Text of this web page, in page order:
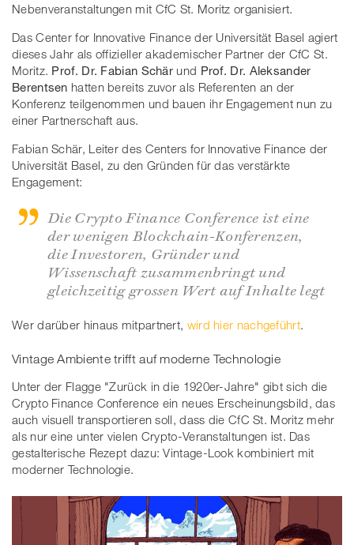
Nebenveranstaltungen mit CfC St. Moritz organisiert.
Das Center for Innovative Finance der Universität Basel agiert
dieses Jahr als offizieller akademischer Partner der CfC St.
Moritz. Prof. Dr. Fabian Schär und Prof. Dr. Aleksander
Berentsen hatten bereits zuvor als Referenten an der
Konferenz teilgenommen und bauen ihr Engagement nun zu
einer Partnerschaft aus.
Fabian Schär,​ Leiter des Centers for Innovative Finance der
Universität Basel, zu den Gründen für das verstärkte
Engagement:
Die Crypto Finance Conference ist eine
der wenigen Blockchain-Konferenzen,
die Investoren, Gründer und
Wissenschaft zusammenbringt und
gleichzeitig grossen Wert auf Inhalte legt
Wer darüber hinaus mitpartnert, wird hier nachgeführt.
Vintage Ambiente trifft auf moderne Technologie
Unter der Flagge "Zurück in die 1920er-Jahre" gibt sich die
Crypto Finance Conference ein neues Erscheinungsbild, das
auch visuell transportieren soll, dass die CfC St. Moritz mehr
als nur eine unter vielen Crypto-Veranstaltungen ist. Das
gestalterische Rezept dazu: Vintage-Look kombiniert mit
moderner Technologie.